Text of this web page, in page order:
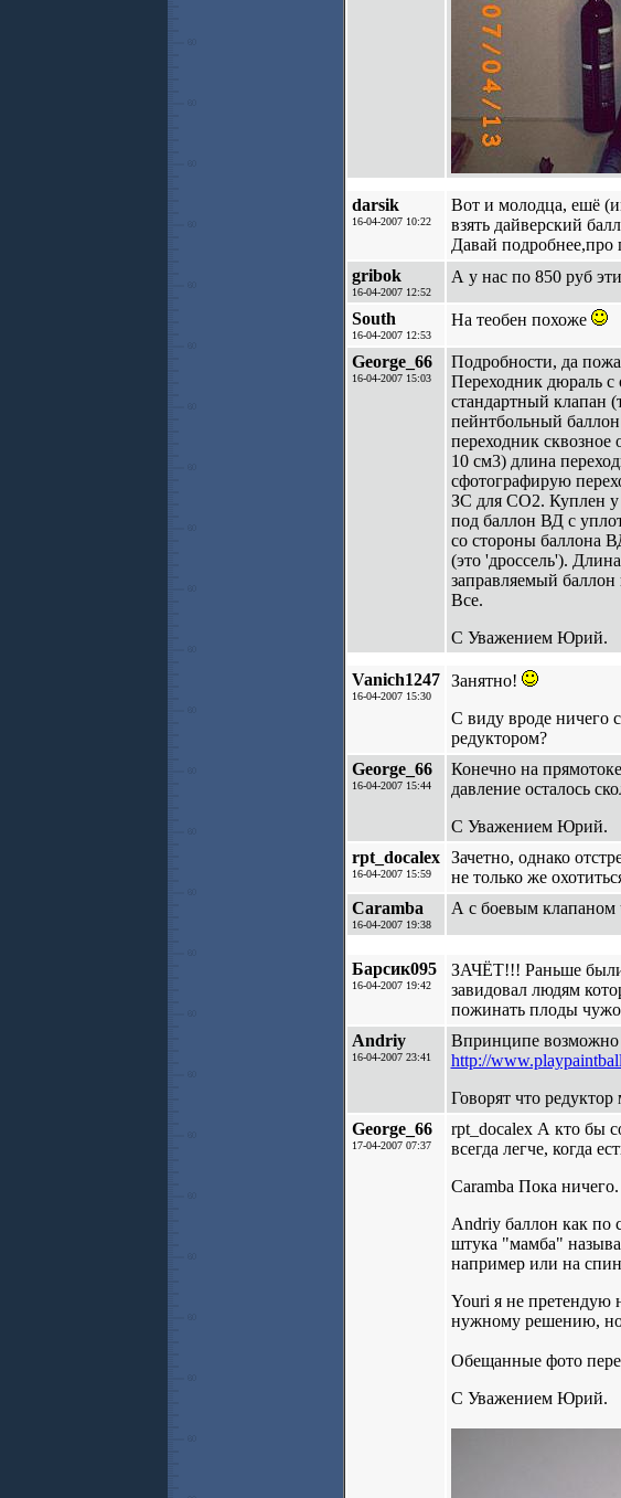
darsik
16-04-2007 10:22
Вот и молодца, ешё
взять дайверский
Давай подробнее,про
gribok
16-04-2007 12:52
А у нас по 850 руб
South
16-04-2007 12:53
На теобен похоже
George_66
16-04-2007 15:03
Подробности, да
Переходник дюраль с
стандартный клапан
пейнтбольный баллон
переходник сквозное
10 см3) длина
сфотографирую
ЗС для СО2. Куплен у
под баллон ВД с
со стороны баллона
(это 'дроссель').
заправляемый
Все.
С Уважением Юрий.
Vanich1247
16-04-2007 15:30
Занятно!
С виду вроде ничего
редуктором?
George_66
16-04-2007 15:44
Конечно на
давление осталось
С Уважением Юрий.
rpt_docalex
16-04-2007 15:59
Зачетно, однако
не только же
Caramba
16-04-2007 19:38
А с боевым клапаном
Барсик095
16-04-2007 19:42
ЗАЧЁТ!!! Раньше
завидовал людям
пожинать плоды
Andriy
16-04-2007 23:41
Впринципе возможно
http://
Говорят что
George_66
17-04-2007 07:37
rpt_docalex А кто бы
всегда легче, когда
Caramba Пока ничего.
Andriy баллон как по
штука "мамба"
например или на
Youri я не претендую
нужному решению, но
Обещанные фото
С Уважением Юрий.